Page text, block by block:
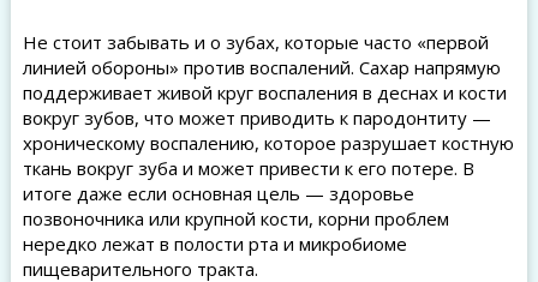
Не стоит забывать и о зубах, которые часто «первой
линией обороны» против воспалений. Сахар напрямую
поддерживает живой круг воспаления в деснах и кости
вокруг зубов, что может приводить к пародонтиту —
хроническому воспалению, которое разрушает костную
ткань вокруг зуба и может привести к его потере. В
итоге даже если основная цель — здоровье
позвоночника или крупной кости, корни проблем
нередко лежат в полости рта и микробиоме
пищеварительного тракта.